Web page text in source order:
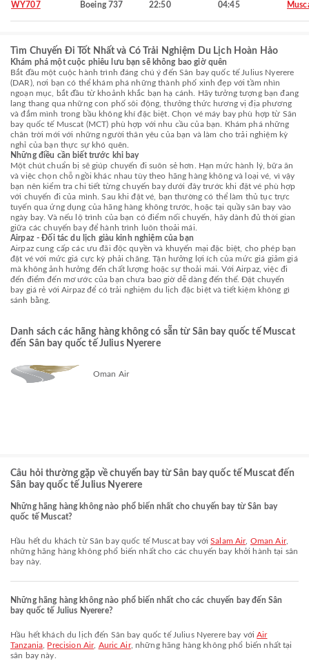
WY707 Boeing 737 22:50 04:45
Tìm Chuyến Đi Tốt Nhất và Có Trải Nghiệm Du Lịch Hoàn Hảo
Khám phá một cuộc phiêu lưu bạn sẽ không bao giờ quên
Bắt đầu một cuộc hành trình đáng chú ý đến Sân bay quốc tế Julius Nyerere
(DAR), nơi bạn có thể khám phá những thành phố xinh đẹp với tầm nhìn
ngoạn mục, bắt đầu từ khoảnh khắc bạn hạ cánh. Hãy tưởng tượng bạn đang
lang thang qua những con phố sôi động, thưởng thức hương vị địa phương
và đắm mình trong bầu không khí đặc biệt. Chọn vé máy bay phù hợp từ Sân
bay quốc tế Muscat (MCT) phù hợp với nhu cầu của bạn. Khám phá những
chân trời mới với những người thân yêu của bạn và làm cho trải nghiệm kỳ
nghỉ của bạn thực sự khó quên.
Những điều cần biết trước khi bay
Một chút chuẩn bị sẽ giúp chuyến đi suôn sẻ hơn. Hạn mức hành lý, bữa ăn
và việc chọn chỗ ngồi khác nhau tùy theo hãng hàng không và loại vé, vì vậy
bạn nên kiểm tra chi tiết từng chuyến bay dưới đây trước khi đặt vé phù hợp
với chuyến đi của mình. Sau khi đặt vé, bạn thường có thể làm thủ tục trực
tuyến qua ứng dụng của hãng hàng không trước, hoặc tại quầy sân bay vào
ngày bay. Và nếu lộ trình của bạn có điểm nối chuyến, hãy dành đủ thời gian
giữa các chuyến bay để hành trình luôn thoải mái.
Airpaz - Đối tác du lịch giàu kinh nghiệm của bạn
Airpaz cung cấp các ưu đãi độc quyền và khuyến mại đặc biệt, cho phép bạn
đặt vé với mức giá cực kỳ phải chăng. Tận hưởng lợi ích của mức giá giảm giá
mà không ảnh hưởng đến chất lượng hoặc sự thoải mái. Với Airpaz, việc đi
đến điểm đến mơ ước của bạn chưa bao giờ dễ dàng đến thế. Đặt chuyến
bay giá rẻ với Airpaz để có trải nghiệm du lịch đặc biệt và tiết kiệm không gì
sánh bằng.
Danh sách các hãng hàng không có sẵn từ Sân bay quốc tế Muscat
đến Sân bay quốc tế Julius Nyerere
Oman Air
Câu hỏi thường gặp về chuyến bay từ Sân bay quốc tế Muscat đến
Sân bay quốc tế Julius Nyerere
Những hãng hàng không nào phổ biến nhất cho chuyến bay từ Sân bay
quốc tế Muscat?
Hầu hết du khách từ Sân bay quốc tế Muscat bay vớiSalam Air, Oman Air,
những hãng hàng không phổ biến nhất cho các chuyến bay khởi hành tại sân
bay này.
Những hãng hàng không nào phổ biến nhất cho các chuyến bay đến Sân
bay quốc tế Julius Nyerere?
Hầu hết khách du lịch đến Sân bay quốc tế Julius Nyerere bay vớiAir
Tanzania Precision Air, Auric Air, những hãng hàng không phổ biến nhất tại
sân bay này.